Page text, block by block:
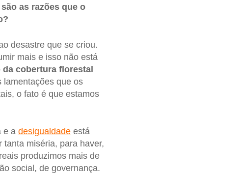
as razões que o
desastre que se criou.
mais e isso não está
da cobertura florestal
lamentações que os
o fato é que estamos
e a desigualdadeestá
miséria, para haver,
produzimos mais de
social, de governança.